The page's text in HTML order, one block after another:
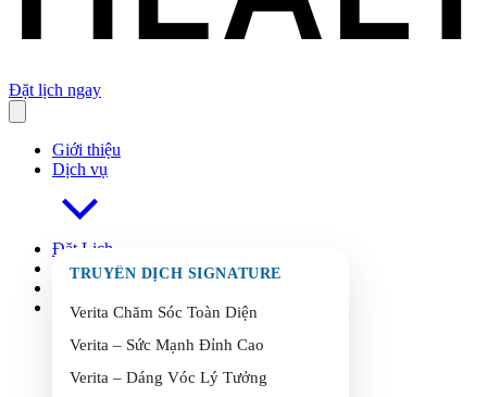
Đặt lịch ngay
Giới thiệu
Dịch vụ
TRUYỀN DỊCH SIGNATURE
Verita Chăm Sóc Toàn Diện
Verita – Sức Mạnh Đỉnh Cao
Verita – Dáng Vóc Lý Tưởng
Đặt Lịch
FAQs
Liên Hệ